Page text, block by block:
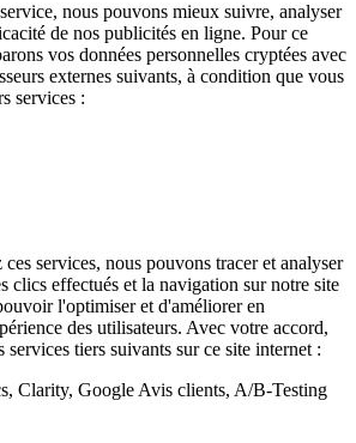
nous pouvons mieux suivre, analyser
de nos publicités en ligne. Pour ce
vos données personnelles cryptées avec
externes suivants, à condition que vous
services :
ces services, nous pouvons tracer et analyser
clics effectués et la navigation sur notre site
l'optimiser et d'améliorer en
des utilisateurs. Avec votre accord,
services tiers suivants sur ce site internet :
Clarity, Google Avis clients, A/B-Testing